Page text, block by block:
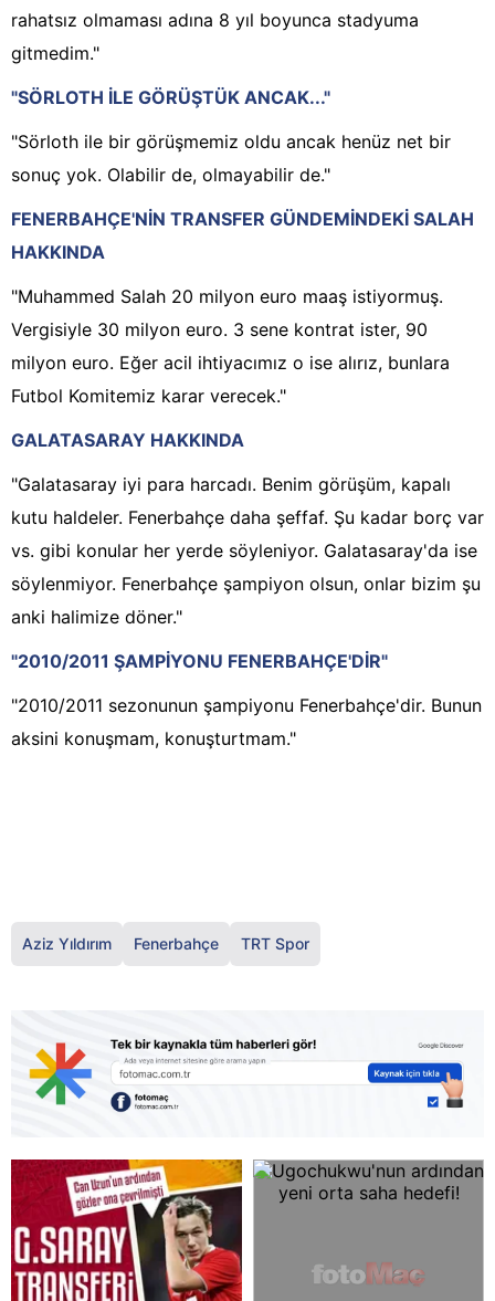
rahatsız olmaması adına 8 yıl boyunca stadyuma
gitmedim."
"SÖRLOTH İLE GÖRÜŞTÜK ANCAK..."
"Sörloth ile bir görüşmemiz oldu ancak henüz net bir
sonuç yok. Olabilir de, olmayabilir de."
FENERBAHÇE'NİN TRANSFER GÜNDEMİNDEKİ SALAH
HAKKINDA
"Muhammed Salah 20 milyon euro maaş istiyormuş.
Vergisiyle 30 milyon euro. 3 sene kontrat ister, 90
milyon euro. Eğer acil ihtiyacımız o ise alırız, bunlara
Futbol Komitemiz karar verecek."
GALATASARAY HAKKINDA
"Galatasaray iyi para harcadı. Benim görüşüm, kapalı
kutu haldeler. Fenerbahçe daha şeffaf. Şu kadar borç var
vs. gibi konular her yerde söyleniyor. Galatasaray'da ise
söylenmiyor. Fenerbahçe şampiyon olsun, onlar bizim şu
anki halimize döner."
"2010/2011 ŞAMPİYONU FENERBAHÇE'DİR"
"2010/2011 sezonunun şampiyonu Fenerbahçe'dir. Bunun
aksini konuşmam, konuşturtmam."
Aziz Yıldırım Fenerbahçe TRT Spor